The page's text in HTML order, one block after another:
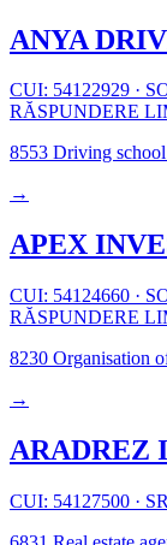
ANYA
CUI: 54122929 ·
RĂSPUNDERE
8553 Driving
→
APEX
CUI: 54124660 ·
RĂSPUNDERE
8230 Organisation
→
ARADREZ
CUI: 54127500 ·